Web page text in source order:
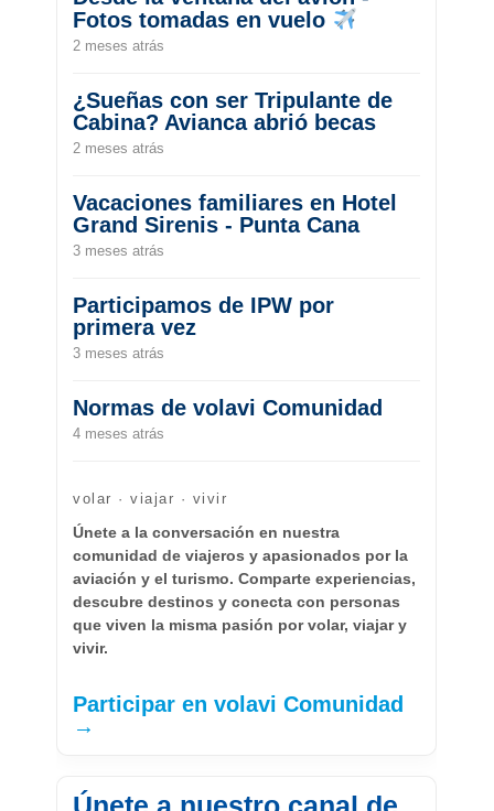
Fotos tomadas en vuelo
2 meses atrás
¿Sueñas con ser Tripulante de
Cabina? Avianca abrió becas
2 meses atrás
Vacaciones familiares en Hotel
Grand Sirenis - Punta Cana
3 meses atrás
Participamos de IPW por
primera vez
3 meses atrás
Normas de volavi Comunidad
4 meses atrás
volar · viajar · vivir
Únete a la conversación en nuestra
comunidad de viajeros y apasionados por la
aviación y el turismo. Comparte experiencias,
descubre destinos y conecta con personas
que viven la misma pasión por volar, viajar y
vivir.
Participar en volavi Comunidad
→